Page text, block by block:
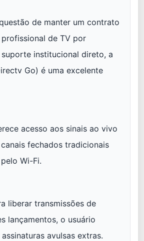
de manter um contrato
de TV por
institucional direto, a
Go) é uma excelente
acesso aos sinais ao vivo
fechados tradicionais
Wi-Fi.
liberar transmissões de
lançamentos, o usuário
avulsas extras.